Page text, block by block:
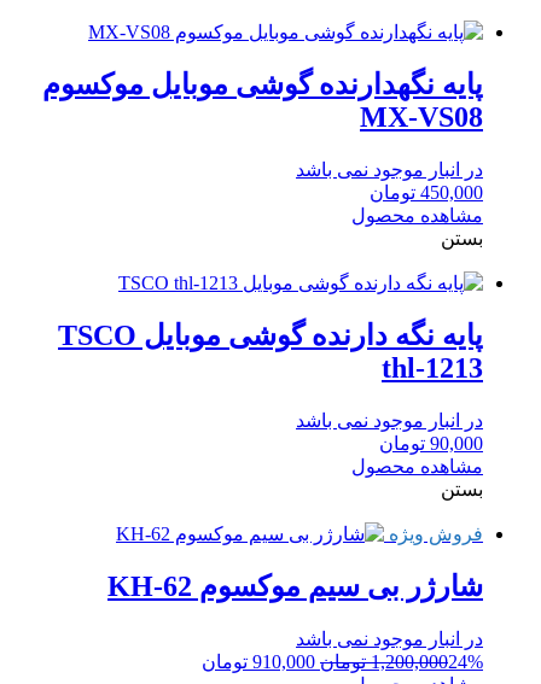
پایه نگهدارنده گوشی موبایل موکسوم
MX-VS08
در انبار موجود نمی باشد
450,000 تومان
مشاهده محصول
بستن
پایه نگه دارنده گوشی موبایل TSCO
thl-1213
در انبار موجود نمی باشد
90,000 تومان
مشاهده محصول
بستن
فروش ویژه
شارژر بی سیم موکسوم KH-62
در انبار موجود نمی باشد
24%
1,200,000 تومان قیمت
910,000 تومان